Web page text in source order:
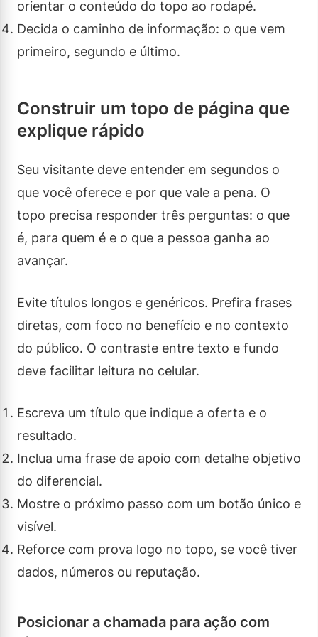
orientar o conteúdo do topo ao rodapé.
Decida o caminho de informação: o que vem
primeiro, segundo e último.
Construir um topo de página que
explique rápido
Seu visitante deve entender em segundos o
que você oferece e por que vale a pena. O
topo precisa responder três perguntas: o que
é, para quem é e o que a pessoa ganha ao
avançar.
Evite títulos longos e genéricos. Prefira frases
diretas, com foco no benefício e no contexto
do público. O contraste entre texto e fundo
deve facilitar leitura no celular.
Escreva um título que indique a oferta e o
resultado.
Inclua uma frase de apoio com detalhe objetivo
do diferencial.
Mostre o próximo passo com um botão único e
visível.
Reforce com prova logo no topo, se você tiver
dados, números ou reputação.
Posicionar a chamada para ação com